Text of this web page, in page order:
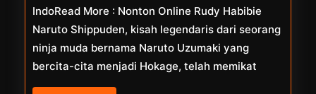
IndoRead More : Nonton Online Rudy Habibie
Naruto Shippuden, kisah legendaris dari seorang
ninja muda bernama Naruto Uzumaki yang
bercita-cita menjadi Hokage, telah memikat